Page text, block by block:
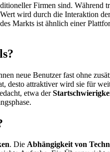
Firmen sind. Während
wird durch die Interaktion
Markts ist ähnlich einer
neue Benutzer fast ohne
desto attraktiver wird sie für
etwa der
. Die Abhängigkeit von